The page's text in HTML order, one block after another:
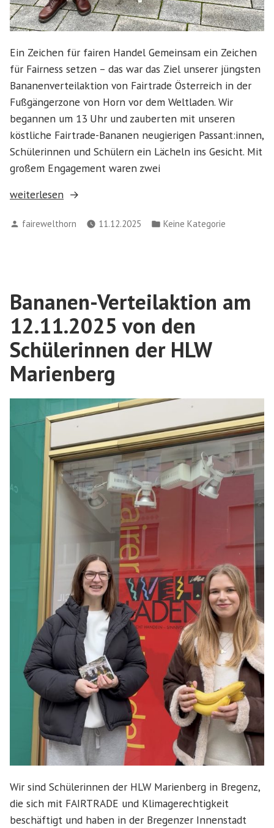
Ein Zeichen für fairen Handel Gemeinsam ein Zeichen
für Fairness setzen – das war das Ziel unserer jüngsten
Bananenverteilaktion von Fairtrade Österreich in der
Fußgängerzone von Horn vor dem Weltladen. Wir
begannen um 13 Uhr und zauberten mit unseren
köstliche Fairtrade-Bananen neugierigen Passant:innen,
Schülerinnen und Schülern ein Lächeln ins Gesicht. Mit
großem Engagement waren zwei
„Fairtrade
in
weiterlesen
Verfasst
fairewelthorn 11.12.2025
Veröffentlicht
Keine Kategorie
Bananen-Verteilaktion am
12.11.2025 von den
Schülerinnen der HLW
Marienberg
Wir sind Schülerinnen der HLW Marienberg in Bregenz,
die sich mit FAIRTRADE und Klimagerechtigkeit
beschäftigt und haben in der Bregenzer Innenstadt